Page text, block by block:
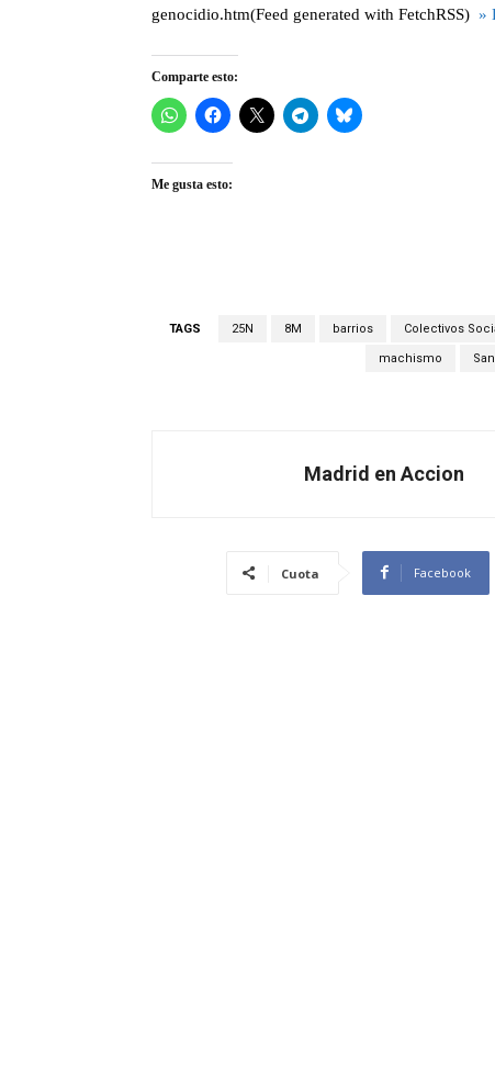
genocidio.htm(Feed generated with FetchRSS) »
Comparte esto:
Me gusta esto:
TAGS 25N 8M barrios Colectivos
machismo
Madrid en Accion
Cuota Facebook